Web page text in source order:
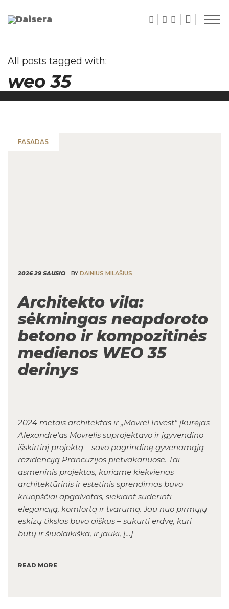
All posts tagged with:
weo 35
FASADAS
2026 29 SAUSIO BY DAINIUS MILAŠIUS
Architekto vila:
sėkmingas neapdoroto
betono ir kompozitinės
medienos WEO 35
derinys
2024 metais architektas ir „Movrel Invest“ įkūrėjas
Alexandre’as Movrelis suprojektavo ir įgyvendino
išskirtinį projektą – savo pagrindinę gyvenamąją
rezidenciją Prancūzijos pietvakariuose. Tai
asmeninis projektas, kuriame kiekvienas
architektūrinis ir estetinis sprendimas buvo
kruopščiai apgalvotas, siekiant suderinti
eleganciją, komfortą ir tvarumą. Jau nuo pirmųjų
eskizų tikslas buvo aiškus – sukurti erdvę, kuri
būtų ir šiuolaikiška, ir jauki, […]
READ MORE